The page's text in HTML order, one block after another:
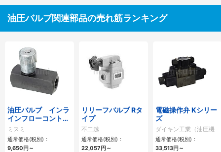
油圧バルブ関連部品の売れ筋ランキング
油圧バルブ インラ
インフローコントロ
ールバルブ
ミスミ
通常価格(税別)：
9,650円～
リリーフバルブ Rタ
イプ
不二越
通常価格(税別)：
22,057円～
電磁操作弁 Kシリー
ズ
ダイキン工業（油圧機
器）
通常価格(税別)：
33,513円～